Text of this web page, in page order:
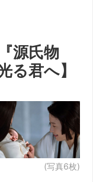
源氏物
る君へ】
(写真6枚)